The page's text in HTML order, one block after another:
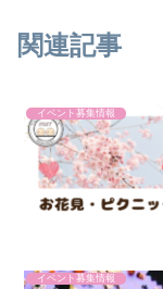
関連記事
イベント募集情報
イベント募集情報